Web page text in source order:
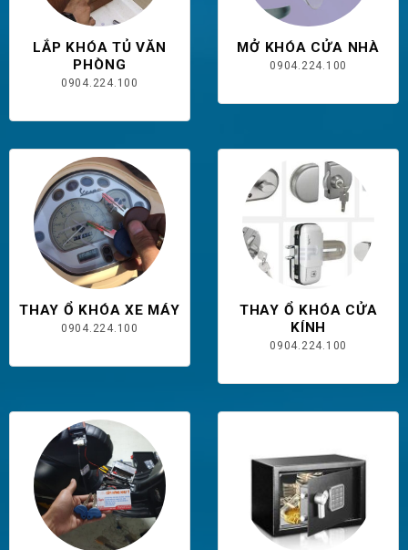
LẮP KHÓA TỦ VĂN
PHÒNG
0904.224.100
MỞ KHÓA CỬA NHÀ
0904.224.100
THAY Ổ KHÓA XE MÁY
0904.224.100
THAY Ổ KHÓA CỬA
KÍNH
0904.224.100